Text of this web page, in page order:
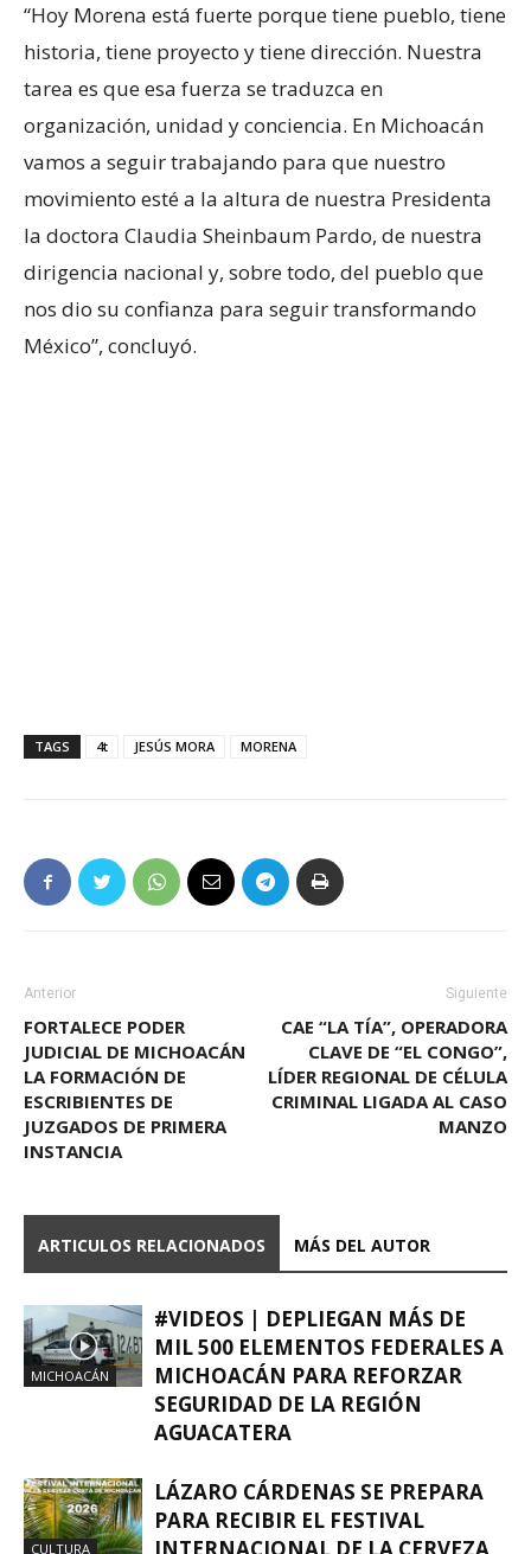
“Hoy Morena está fuerte porque tiene pueblo, tiene
historia, tiene proyecto y tiene dirección. Nuestra
tarea es que esa fuerza se traduzca en
organización, unidad y conciencia. En Michoacán
vamos a seguir trabajando para que nuestro
movimiento esté a la altura de nuestra Presidenta
la doctora Claudia Sheinbaum Pardo, de nuestra
dirigencia nacional y, sobre todo, del pueblo que
nos dio su confianza para seguir transformando
México”, concluyó.
TAGS 4t JESÚS MORA MORENA
Anterior
FORTALECE PODER
JUDICIAL DE MICHOACÁN
LA FORMACIÓN DE
ESCRIBIENTES DE
JUZGADOS DE PRIMERA
INSTANCIA
Siguiente
CAE “LA TÍA”, OPERADORA
CLAVE DE “EL CONGO”,
LÍDER REGIONAL DE CÉLULA
CRIMINAL LIGADA AL CASO
MANZO
ARTICULOS RELACIONADOS MÁS DEL AUTOR
MICHOACÁN
#VIDEOS | DEPLIEGAN MÁS DE
MIL 500 ELEMENTOS FEDERALES A
MICHOACÁN PARA REFORZAR
SEGURIDAD DE LA REGIÓN
AGUACATERA
CULTURA
LÁZARO CÁRDENAS SE PREPARA
PARA RECIBIR EL FESTIVAL